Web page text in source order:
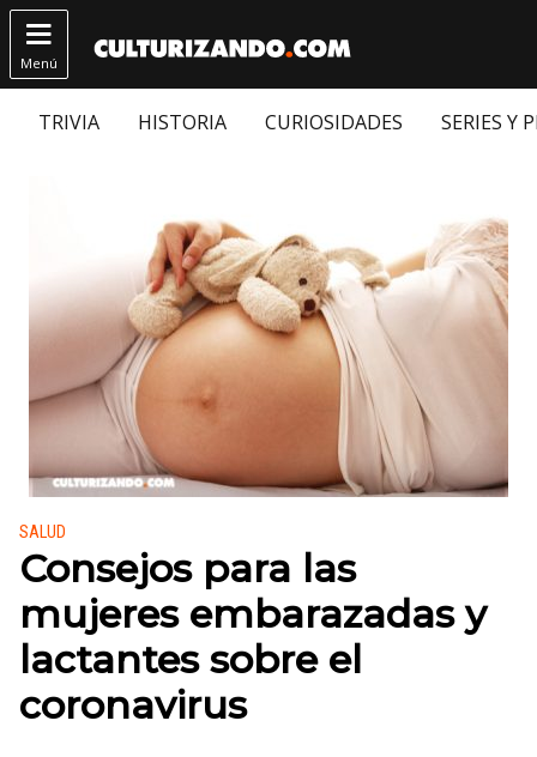

Menú
TRIVIA HISTORIA CURIOSIDADES SERIES Y
Publicado en:
SALUD
Consejos para las
mujeres embarazadas y
lactantes sobre el
coronavirus